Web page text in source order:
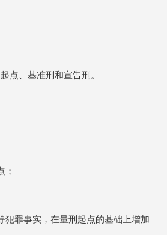
点、基准刑和宣告刑。
犯罪事实，在量刑起点的基础上增加